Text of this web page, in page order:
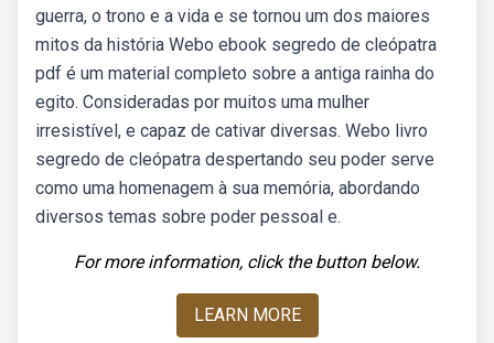
guerra, o trono e a vida e se tornou um dos maiores
mitos da história Webo ebook segredo de cleópatra
pdf é um material completo sobre a antiga rainha do
egito. Consideradas por muitos uma mulher
irresistível, e capaz de cativar diversas. Webo livro
segredo de cleópatra despertando seu poder serve
como uma homenagem à sua memória, abordando
diversos temas sobre poder pessoal e.
For more information, click the button below.
LEARN MORE